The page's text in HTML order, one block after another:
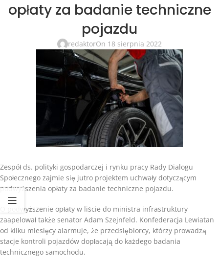
opłaty za badanie techniczne
pojazdu
redaktorOn 18 sierpnia 2022
Zespół ds. polityki gospodarczej i rynku pracy Rady Dialogu
Społecznego zajmie się jutro projektem uchwały dotyczącym
podwyższenia opłaty za badanie techniczne pojazdu.
O podwyższenie opłaty w liście do ministra infrastruktury
zaapelował także senator Adam Szejnfeld. Konfederacja Lewiatan
od kilku miesięcy alarmuje, że przedsiębiorcy, którzy prowadzą
stacje kontroli pojazdów dopłacają do każdego badania
technicznego samochodu.